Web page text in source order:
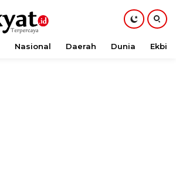
Nasional Daerah Dunia Ekbis